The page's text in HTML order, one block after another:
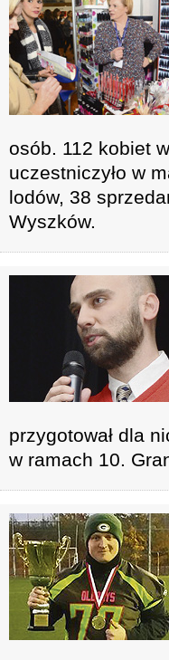
osób. 112 kobiet
uczestniczyło w
lodów, 38
Wyszków.
przygotował dla
w ramach 10.